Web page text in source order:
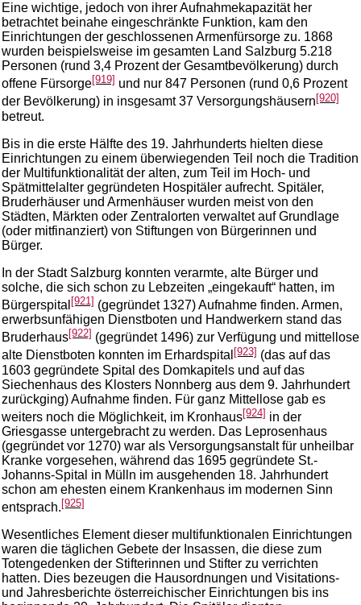
Eine wichtige, jedoch von ihrer Aufnahmekapazität her
betrachtet beinahe eingeschränkte Funktion, kam den
Einrichtungen der geschlossenen Armenfürsorge zu. 1868
wurden beispielsweise im gesamten Land Salzburg 5.218
Personen (rund 3,4 Prozent der Gesamtbevölkerung) durch
offene Fürsorge[919] und nur 847 Personen (rund 0,6 Prozent
der Bevölkerung) in insgesamt 37 Versorgungshäusern[920]
betreut.
Bis in die erste Hälfte des 19. Jahrhunderts hielten diese
Einrichtungen zu einem überwiegenden Teil noch die Tradition
der Multifunktionalität der alten, zum Teil im Hoch- und
Spätmittelalter gegründeten Hospitäler aufrecht. Spitäler,
Bruderhäuser und Armenhäuser wurden meist von den
Städten, Märkten oder Zentralorten verwaltet auf Grundlage
(oder mitfinanziert) von Stiftungen von Bürgerinnen und
Bürger.
In der Stadt Salzburg konnten verarmte, alte Bürger und
solche, die sich schon zu Lebzeiten „eingekauft“ hatten, im
Bürgerspital [921] (gegründet 1327) Aufnahme finden. Armen,
erwerbsunfähigen Dienstboten und Handwerkern stand das
Bruderhaus[922] (gegründet 1496) zur Verfügung und mittellose
alte Dienstboten konnten im Erhardspital [923] (das auf das
1603 gegründete Spital des Domkapitels und auf das
Siechenhaus des Klosters Nonnberg aus dem 9. Jahrhundert
zurückging) Aufnahme finden. Für ganz Mittellose gab es
weiters noch die Möglichkeit, im Kronhaus[924] in der
Griesgasse untergebracht zu werden. Das Leprosenhaus
(gegründet vor 1270) war als Versorgungsanstalt für unheilbar
Kranke vorgesehen, während das 1695 gegründete St.-
Johanns-Spital in Mülln im ausgehenden 18. Jahrhundert
schon am ehesten einem Krankenhaus im modernen Sinn
entsprach. [925]
Wesentliches Element dieser multifunktionalen Einrichtungen
waren die täglichen Gebete der Insassen, die diese zum
Totengedenken der Stifterinnen und Stifter zu verrichten
hatten. Dies bezeugen die Hausordnungen und Visitations-
und Jahresberichte österreichischer Einrichtungen bis ins